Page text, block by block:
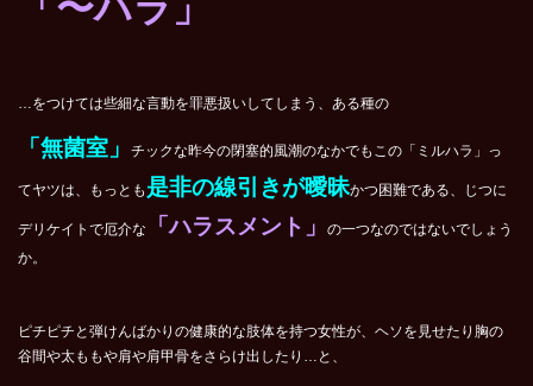
…をつけては些細な言動を罪悪扱いしてしまう、ある種の
「無菌室」 チックな昨今の閉塞的風潮のなかでもこの「ミルハラ」っ
てヤツは、もっとも 是非の線引きが曖昧かつ困難である、じつに
デリケイトで厄介な 「ハラスメント」
の一つなのではないでしょう
か。
ピチピチと弾けんばかりの健康的な肢体を持つ女性が、ヘソを見せたり胸の
谷間や太ももや肩や肩甲骨をさらけ出したり…と、